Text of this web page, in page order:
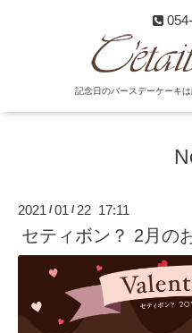
記念日のバースデーケーキ
2021 /01 / 22 17:11
セティボン？ 2月の